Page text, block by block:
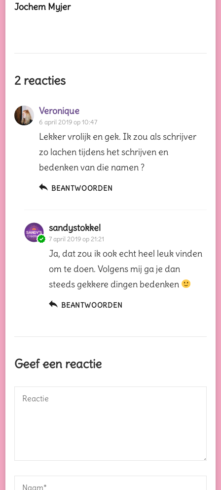
Jochem Myjer
2 reacties
Veronique
6 april 2019 op 10:47
Lekker vrolijk en gek. Ik zou als schrijver
zo lachen tijdens het schrijven en
bedenken van die namen ?
BEANTWOORDEN
sandystokkel
7 april 2019 op 21:21
Ja, dat zou ik ook echt heel leuk vinden
om te doen. Volgens mij ga je dan
steeds gekkere dingen bedenken
BEANTWOORDEN
Geef een reactie